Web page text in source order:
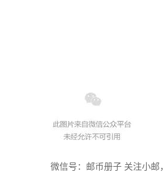
微信号：邮币册子 关注小邮